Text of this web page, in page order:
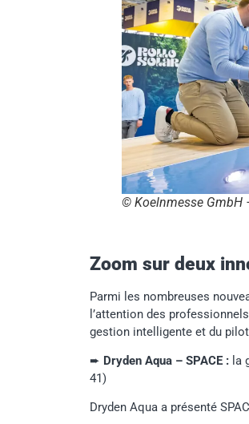
© Koelnmesse GmbH
Zoom sur deux
Parmi les nombreuses
l’attention des
gestion intelligente et du
➨ Dryden Aqua – SPACE : la
41)
Dryden Aqua a présenté